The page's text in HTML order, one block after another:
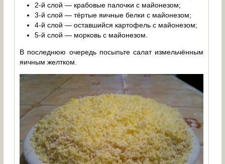
2-й слой — крабовые палочки с майонезом;
3-й слой — тёртые яичные белки с майонезом;
4-й слой — оставшийся картофель с майонезом;
5-й слой — морковь с майонезом.
В последнюю очередь посыпьте салат измельчённым
яичным желтком.